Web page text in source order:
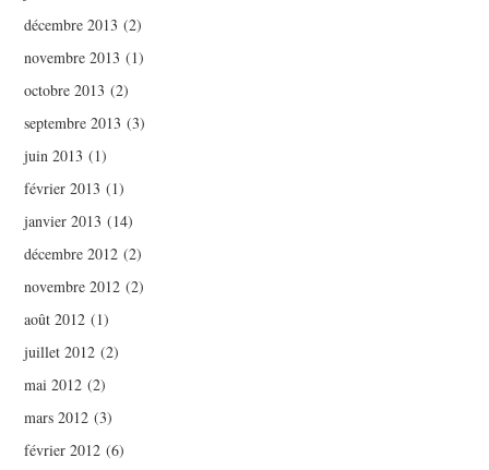
décembre 2013 (2)
novembre 2013 (1)
octobre 2013 (2)
septembre 2013 (3)
juin 2013 (1)
février 2013 (1)
janvier 2013 (14)
décembre 2012 (2)
novembre 2012 (2)
août 2012 (1)
juillet 2012 (2)
mai 2012 (2)
mars 2012 (3)
février 2012 (6)